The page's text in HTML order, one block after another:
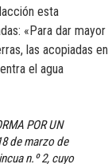
esta
«Para dar mayor
las acopiadas en
el agua
POR UN
de marzo de
n.º 2, cuyo